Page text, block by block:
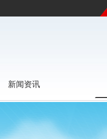
新闻资讯